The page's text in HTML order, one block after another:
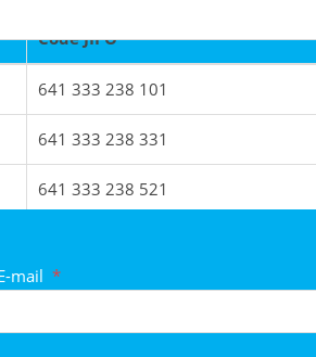
Code JIPO
641 333 238 101
641 333 238 331
641 333 238 521
641 333 238 991
mail *